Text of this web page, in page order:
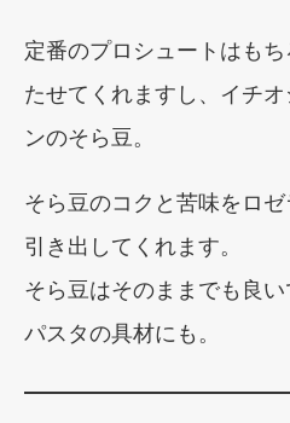
定番のプロシュートはも
たせてくれますし、イチ
ンのそら豆。
そら豆のコクと苦味をロ
引き出してくれます。
そら豆はそのままでも良
パスタの具材にも。